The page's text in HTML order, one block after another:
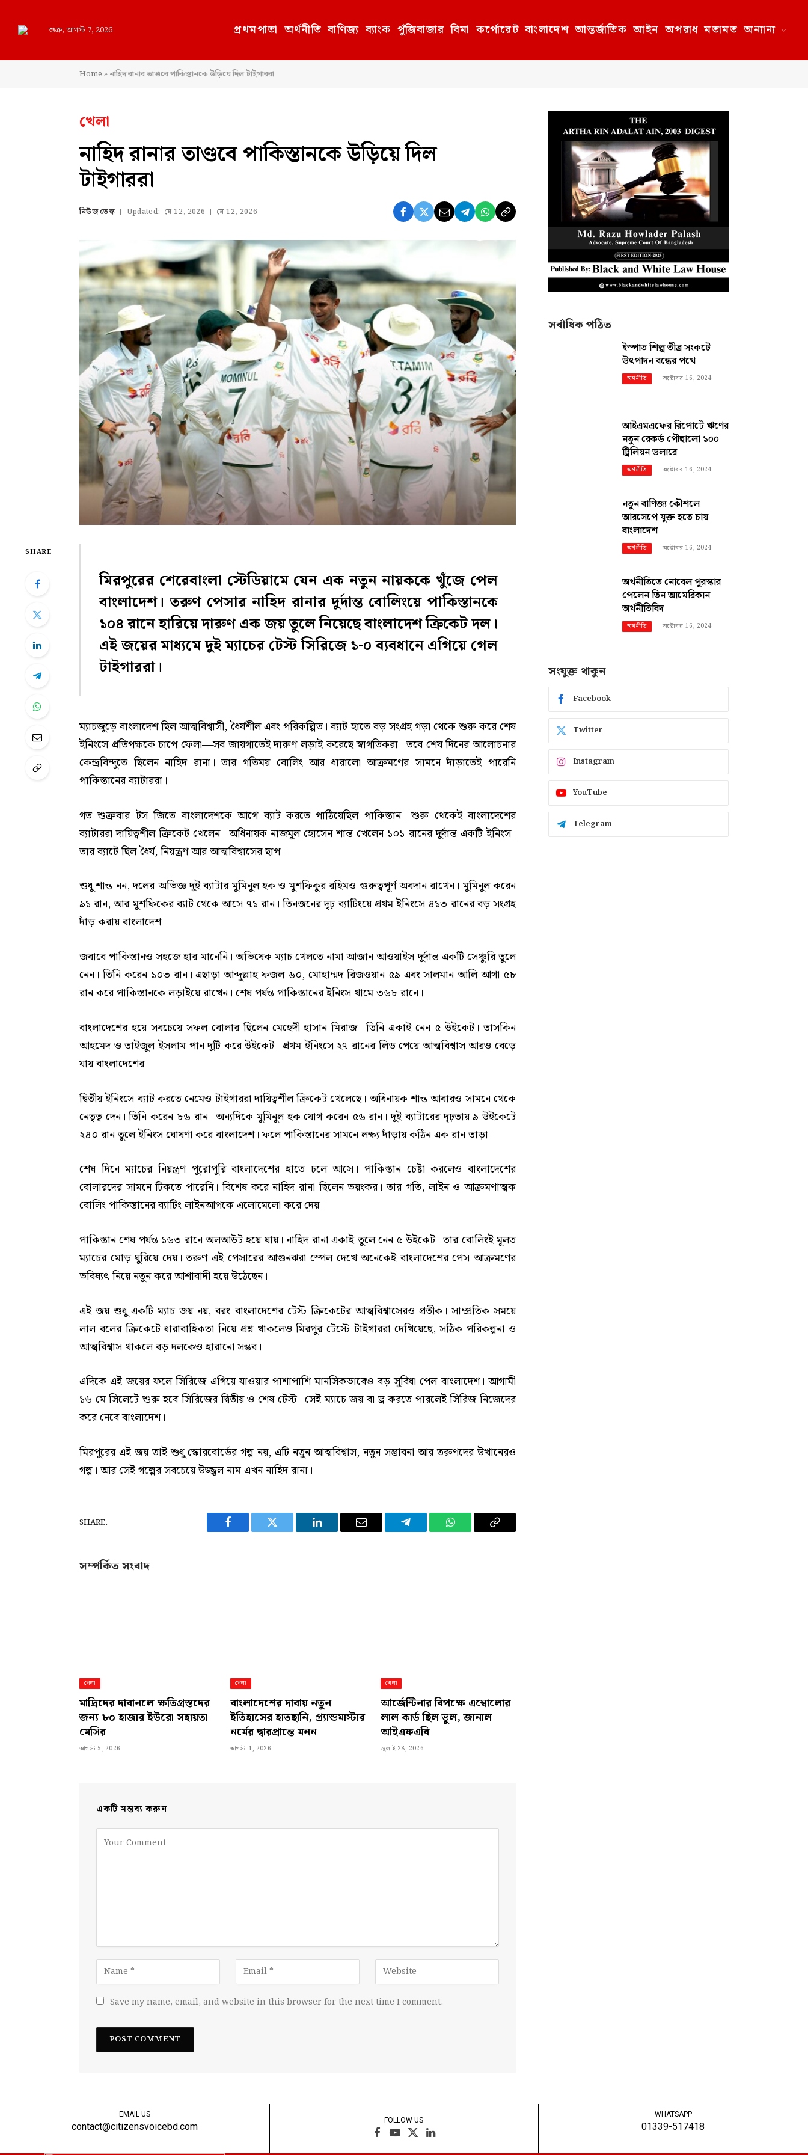
শুক্র, আগস্ট 7, 2026 প্রথমপাতা অর্থনীতি বাণিজ্য ব্যাংক পুঁজিবাজার বিমা কর্পোরেট বাংলাদেশ আন্তর্জাতিক আইন অপরাধ মতামত অন্যান্য
Home»নাহিদ রানার তাণ্ডবে পাকিস্তানকে উড়িয়ে দিল টাইগাররা
খেলা
নাহিদ রানার তাণ্ডবে পাকিস্তানকে উড়িয়ে দিল
টাইগাররা
নিউজ ডেস্ক Updated: মে 12, 2026 মে 12, 2026
SHARE
মিরপুরের শেরেবাংলা স্টেডিয়ামে যেন এক নতুন নায়ককে খুঁজে পেল
বাংলাদেশ। তরুণ পেসার নাহিদ রানার দুর্দান্ত বোলিংয়ে পাকিস্তানকে
১০৪ রানে হারিয়ে দারুণ এক জয় তুলে নিয়েছে বাংলাদেশ ক্রিকেট দল।
এই জয়ের মাধ্যমে দুই ম্যাচের টেস্ট সিরিজে ১-০ ব্যবধানে এগিয়ে গেল
টাইগাররা।
ম্যাচজুড়ে বাংলাদেশ ছিল আত্মবিশ্বাসী, ধৈর্যশীল এবং পরিকল্পিত। ব্যাট হাতে বড় সংগ্রহ গড়া থেকে শুরু করে শেষ
ইনিংসে প্রতিপক্ষকে চাপে ফেলা—সব জায়গাতেই দারুণ লড়াই করেছে স্বাগতিকরা। তবে শেষ দিনের আলোচনার
কেন্দ্রবিন্দুতে ছিলেন নাহিদ রানা। তার গতিময় বোলিং আর ধারালো আক্রমণের সামনে দাঁড়াতেই পারেনি
পাকিস্তানের ব্যাটাররা।
গত শুক্রবার টস জিতে বাংলাদেশকে আগে ব্যাট করতে পাঠিয়েছিল পাকিস্তান। শুরু থেকেই বাংলাদেশের
ব্যাটাররা দায়িত্বশীল ক্রিকেট খেলেন। অধিনায়ক নাজমুল হোসেন শান্ত খেলেন ১০১ রানের দুর্দান্ত একটি ইনিংস।
তার ব্যাটে ছিল ধৈর্য, নিয়ন্ত্রণ আর আত্মবিশ্বাসের ছাপ।
শুধু শান্ত নন, দলের অভিজ্ঞ দুই ব্যাটার মুমিনুল হক ও মুশফিকুর রহিমও গুরুত্বপূর্ণ অবদান রাখেন। মুমিনুল করেন
৯১ রান, আর মুশফিকের ব্যাট থেকে আসে ৭১ রান। তিনজনের দৃঢ় ব্যাটিংয়ে প্রথম ইনিংসে ৪১৩ রানের বড় সংগ্রহ
দাঁড় করায় বাংলাদেশ।
জবাবে পাকিস্তানও সহজে হার মানেনি। অভিষেক ম্যাচ খেলতে নামা আজান আওয়াইস দুর্দান্ত একটি সেঞ্চুরি তুলে
নেন। তিনি করেন ১০৩ রান। এছাড়া আব্দুল্লাহ ফজল ৬০, মোহাম্মদ রিজওয়ান ৫৯ এবং সালমান আলি আগা ৫৮
রান করে পাকিস্তানকে লড়াইয়ে রাখেন। শেষ পর্যন্ত পাকিস্তানের ইনিংস থামে ৩৬৮ রানে।
বাংলাদেশের হয়ে সবচেয়ে সফল বোলার ছিলেন মেহেদী হাসান মিরাজ। তিনি একাই নেন ৫ উইকেট। তাসকিন
আহমেদ ও তাইজুল ইসলাম পান দুটি করে উইকেট। প্রথম ইনিংসে ২৭ রানের লিড পেয়ে আত্মবিশ্বাস আরও বেড়ে
যায় বাংলাদেশের।
দ্বিতীয় ইনিংসে ব্যাট করতে নেমেও টাইগাররা দায়িত্বশীল ক্রিকেট খেলেছে। অধিনায়ক শান্ত আবারও সামনে থেকে
নেতৃত্ব দেন। তিনি করেন ৮৬ রান। অন্যদিকে মুমিনুল হক যোগ করেন ৫৬ রান। দুই ব্যাটারের দৃঢ়তায় ৯ উইকেটে
২৪০ রান তুলে ইনিংস ঘোষণা করে বাংলাদেশ। ফলে পাকিস্তানের সামনে লক্ষ্য দাঁড়ায় কঠিন এক রান তাড়া।
শেষ দিনে ম্যাচের নিয়ন্ত্রণ পুরোপুরি বাংলাদেশের হাতে চলে আসে। পাকিস্তান চেষ্টা করলেও বাংলাদেশের
বোলারদের সামনে টিকতে পারেনি। বিশেষ করে নাহিদ রানা ছিলেন ভয়ংকর। তার গতি, লাইন ও আক্রমণাত্মক
বোলিং পাকিস্তানের ব্যাটিং লাইনআপকে এলোমেলো করে দেয়।
পাকিস্তান শেষ পর্যন্ত ১৬৩ রানে অলআউট হয়ে যায়। নাহিদ রানা একাই তুলে নেন ৫ উইকেট। তার বোলিংই মূলত
ম্যাচের মোড় ঘুরিয়ে দেয়। তরুণ এই পেসারের আগুনঝরা স্পেল দেখে অনেকেই বাংলাদেশের পেস আক্রমণের
ভবিষ্যৎ নিয়ে নতুন করে আশাবাদী হয়ে উঠেছেন।
এই জয় শুধু একটি ম্যাচ জয় নয়, বরং বাংলাদেশের টেস্ট ক্রিকেটের আত্মবিশ্বাসেরও প্রতীক। সাম্প্রতিক সময়ে
লাল বলের ক্রিকেটে ধারাবাহিকতা নিয়ে প্রশ্ন থাকলেও মিরপুর টেস্টে টাইগাররা দেখিয়েছে, সঠিক পরিকল্পনা ও
আত্মবিশ্বাস থাকলে বড় দলকেও হারানো সম্ভব।
এদিকে এই জয়ের ফলে সিরিজে এগিয়ে যাওয়ার পাশাপাশি মানসিকভাবেও বড় সুবিধা পেল বাংলাদেশ। আগামী
১৬ মে সিলেটে শুরু হবে সিরিজের দ্বিতীয় ও শেষ টেস্ট। সেই ম্যাচে জয় বা ড্র করতে পারলেই সিরিজ নিজেদের
করে নেবে বাংলাদেশ।
মিরপুরের এই জয় তাই শুধু স্কোরবোর্ডের গল্প নয়, এটি নতুন আত্মবিশ্বাস, নতুন সম্ভাবনা আর তরুণদের উত্থানেরও
গল্প। আর সেই গল্পের সবচেয়ে উজ্জ্বল নাম এখন নাহিদ রানা।
SHARE.
Facebook Twitter LinkedIn Email Telegram WhatsAppCopy
সম্পর্কিত সংবাদ
খেলা
মাদ্রিদের দাবানলে ক্ষতিগ্রস্তদের
জন্য ৮০ হাজার ইউরো সহায়তা
মেসির
আগস্ট 5, 2026
খেলা
বাংলাদেশের দাবায় নতুন
ইতিহাসের হাতছানি, গ্র্যান্ডমাস্টার
নর্মের দ্বারপ্রান্তে মনন
আগস্ট 1, 2026
খেলা
আর্জেন্টিনার বিপক্ষে এম্বোলোর
লাল কার্ড ছিল ভুল, জানাল
আইএফএবি
জুলাই 28, 2026
একটি মন্তব্য করুন
Save my name, email, and website in this browser for the next time I comment.
সর্বাধিক পঠিত
ইস্পাত শিল্প তীব্র সংকটে
উৎপাদন বন্ধের পথে
অর্থনীতি অক্টোবর 16, 2024
আইএমএফের রিপোর্টে ঋণের
নতুন রেকর্ড পৌছালো ১০০
ট্রিলিয়ন ডলারে
অর্থনীতি অক্টোবর 16, 2024
নতুন বাণিজ্য কৌশলে
আরসেপে যুক্ত হতে চায়
বাংলাদেশ
অর্থনীতি অক্টোবর 16, 2024
অর্থনীতিতে নোবেল পুরস্কার
পেলেন তিন আমেরিকান
অর্থনীতিবিদ
অর্থনীতি অক্টোবর 16, 2024
সংযুক্ত থাকুন
Facebook
Twitter
Instagram
YouTube
Telegram
EMAIL US
contact@citizensvoicebd.com
FOLLOW US
Facebook
YouTube
X
(Twitter)
LinkedIn
WHATSAPP
01339-517418